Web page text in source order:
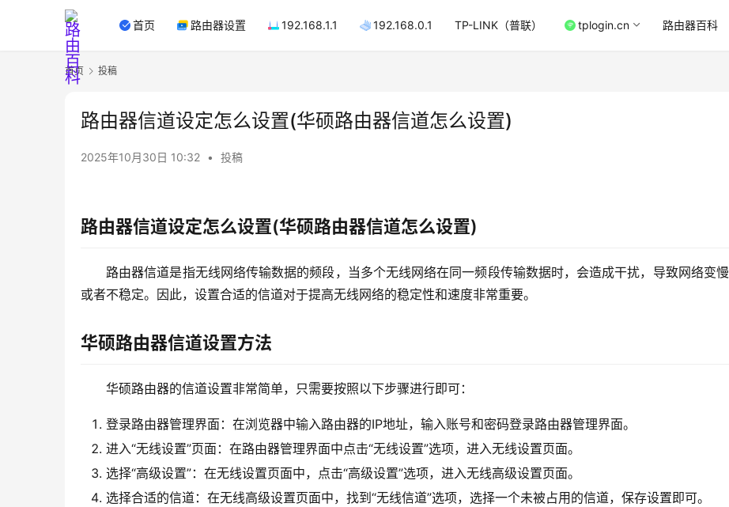
首页 路由器设置 192.168.1.1 192.168.0.1 TP-LINK（普联） tplogin.cn 路由器百科
首页 投稿
路由器信道设定怎么设置(华硕路由器信道怎么设置)
2025年10月30日 10:32 • 投稿
路由器信道设定怎么设置(华硕路由器信道怎么设置)
路由器信道是指无线网络传输数据的频段，当多个无线网络在同一频段传输数据时，会造成干扰，导致网络变慢
或者不稳定。因此，设置合适的信道对于提高无线网络的稳定性和速度非常重要。
华硕路由器信道设置方法
华硕路由器的信道设置非常简单，只需要按照以下步骤进行即可：
登录路由器管理界面：在浏览器中输入路由器的IP地址，输入账号和密码登录路由器管理界面。
进入“无线设置”页面：在路由器管理界面中点击“无线设置”选项，进入无线设置页面。
选择“高级设置”：在无线设置页面中，点击“高级设置”选项，进入无线高级设置页面。
选择合适的信道：在无线高级设置页面中，找到“无线信道”选项，选择一个未被占用的信道，保存设置即可。